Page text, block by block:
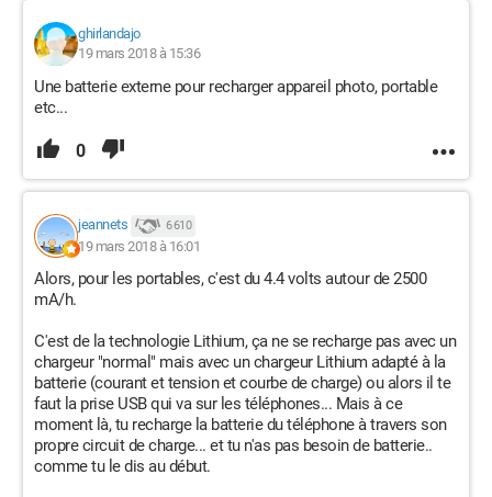
ghirlandajo
19 mars 2018 à 15:36
Une batterie externe pour recharger appareil photo, portable
etc...
0
jeannets 6 610
19 mars 2018 à 16:01
Alors, pour les portables, c'est du 4.4 volts autour de 2500
mA/h.
C'est de la technologie Lithium, ça ne se recharge pas avec un
chargeur "normal" mais avec un chargeur Lithium adapté à la
batterie (courant et tension et courbe de charge) ou alors il te
faut la prise USB qui va sur les téléphones... Mais à ce
moment là, tu recharge la batterie du téléphone à travers son
propre circuit de charge... et tu n'as pas besoin de batterie..
comme tu le dis au début.